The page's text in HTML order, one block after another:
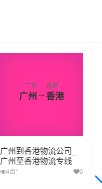
广东
广州 →
香港
香港
广州到香港物流公司_
广州至香港物流专线
4百 + 0